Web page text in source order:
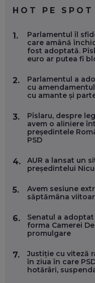
FOLOSEȘTI
SE VA
EP. 58
MARIUS
FOLOSEȘTI
CĂTRE ARTĂ,
ANDREI
EP. 56
DOINA
ÎNVAȚĂ AEO ȘI
OLIVIU MATEI,
VERTICALE
EP. 54
HOT PE SPOT
1.
Parlamentul îl
care amână
fost adoptată.
euro ar putea fi
2.
Parlamentul a
cu
cu amante și
3.
Pîslaru, despre
avem o aliniere
președintele
PSD
4.
AUR a lansat un
președintelui
5.
Avem sesiune
săptămâna
6.
Senatul a
forma Camerei
promulgare
7.
Justiție cu viteză
în ziua în care
hotărâri,